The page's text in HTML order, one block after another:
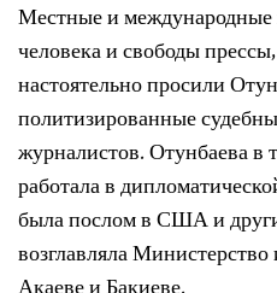
Местные и
человека и свободы
настоятельно просили
политизированные
журналистов. Отунбаева в
работала в
была послом в США и
возглавляла